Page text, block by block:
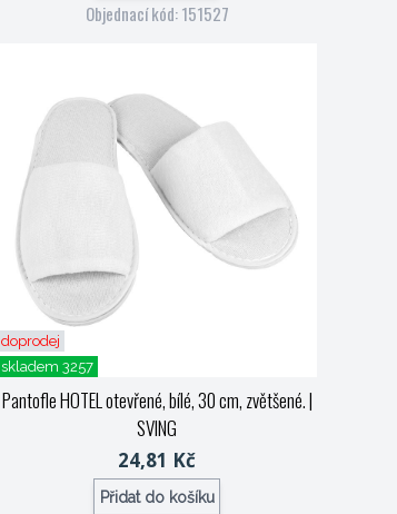
Objednací kód: 151527
doprodej
skladem 3257
Pantofle HOTEL otevřené, bílé, 30 cm, zvětšené.|
SVING
24,81 Kč
Přidat do košíku